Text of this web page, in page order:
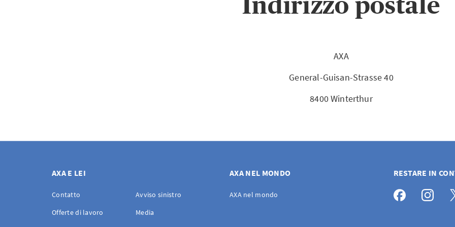
AXA
General-Guisan-Strasse 40
8400 Winterthur
AXA E LEI
Contatto
Avviso sinistro
Offerte di lavoro
Media
AXA NEL MONDO
AXA nel mondo
RESTARE IN